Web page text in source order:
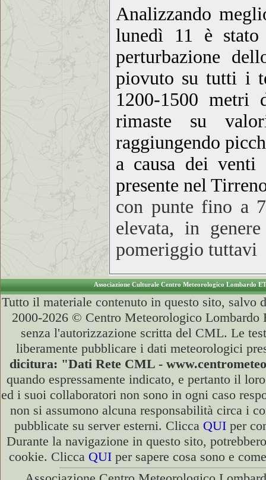
Analizzando
lunedì 11 è stato
perturbazione
piovuto su tutti i
1200-1500 metri
rimaste su
raggiungendo
a causa dei venti
presente nel
con punte fino a
elevata, in
pomeriggio tuttavi
Associazione Culturale Centro Meteorologico Lombardo
Tutto il materiale contenuto in questo sito, salvo
2000-2026 © Centro Meteorologico
senza l'autorizzazione scritta del CML. Le
liberamente pubblicare i dati meteorologici
dicitura: "Dati Rete CML -
quando espressamente indicato, e pertanto il
ed i suoi collaboratori non sono in ogni caso
non si assumono alcuna responsabilità circa i
pubblicate su server esterni. Clicca QUIper
Durante la navigazione in questo sito,
cookie. Clicca QUI per sapere cosa sono e